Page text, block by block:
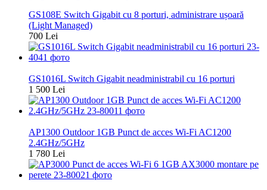
GS108E Switch Gigabit cu 8 porturi, administrare ușoară
(Light Managed)
700 Lei
GS1016L Switch Gigabit neadministrabil cu 16 porturi
1 500 Lei
AP1300 Outdoor 1GB Punct de acces Wi-Fi AC1200
2.4GHz/5GHz
1 780 Lei